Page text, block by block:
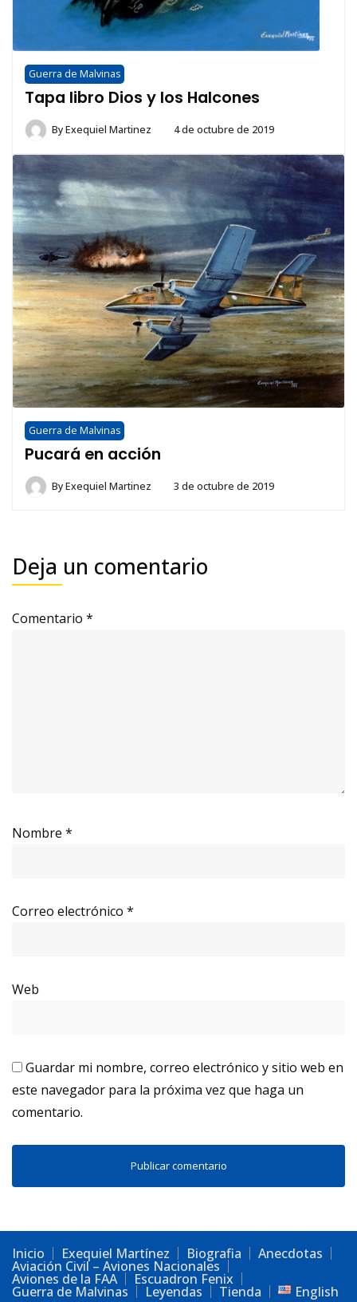
Guerra de Malvinas
Tapa libro Dios y los Halcones
ByExequiel Martinez 4 de octubre de 2019
Guerra de Malvinas
Pucará en acción
ByExequiel Martinez 3 de octubre de 2019
Deja un comentario
Comentario *
Nombre *
Correo electrónico *
Web
Guardar mi nombre, correo electrónico y sitio web en
este navegador para la próxima vez que haga un
comentario.
Inicio Exequiel Martínez Biografia Anecdotas
Aviación Civil – Aviones Nacionales
Aviones de la FAA Escuadron Fenix
Guerra de Malvinas Leyendas Tienda English